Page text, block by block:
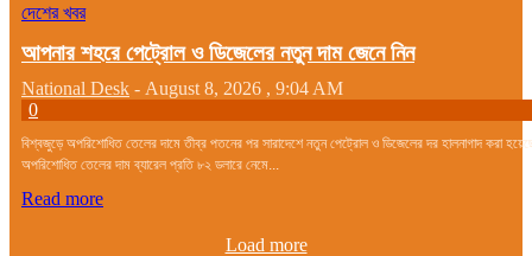
দেশের খবর
আপনার শহরে পেট্রোল ও ডিজেলের নতুন দাম জেনে নিন
National Desk - August 8, 2026 , 9:04 AM
0
বিশ্বজুড়ে অপরিশোধিত তেলের দামে তীব্র পতনের পর সারাদেশে নতুন পেট্রোল ও ডিজেলের দর হালনাগাদ করা
অপরিশোধিত তেলের দাম ব্যারেল প্রতি ৮২ ডলারে নেমে...
Read more
Load more